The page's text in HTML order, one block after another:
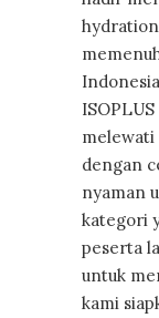
dengan
nyaman
kategori
peserta
untuk
kami